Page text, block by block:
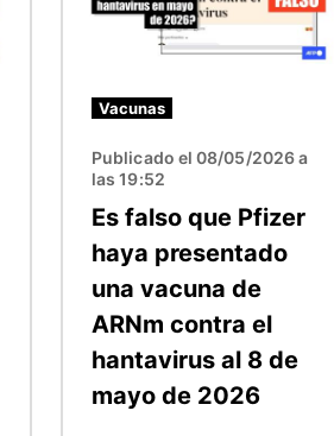
Vacunas
Publicado el 08/05/2026 a
las 19:52
Es falso que Pfizer
haya presentado
una vacuna de
ARNm contra el
hantavirus al 8 de
mayo de 2026